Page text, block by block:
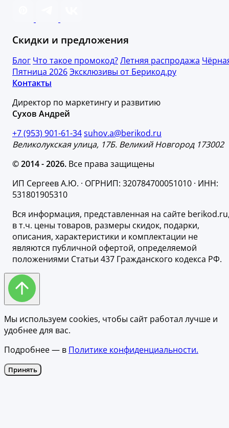
Скидки и предложения
Блог Что такое промокод?Летняя распродажа
Пятница 2026Эксклюзивы от Берикод.ру
Контакты
Директор по маркетингу и развитию
Сухов Андрей
+7 (953) 901-61-34suhov.a@berikod.ru
Великолукская улица, 17Б. Великий Новгород 173002
© 2014 - 2026. Все права защищены
ИП Сергеев А.Ю. · ОГРНИП: 320784700051010 · ИНН:
531801905310
Вся информация, представленная на сайте
в т.ч. цены товаров, размеры скидок, подарки,
описания, характеристики и комплектации не
являются публичной офертой, определяемой
положениями Статьи 437 Гражданского кодекса РФ.
Мы используем cookies, чтобы сайт работал лучше и
удобнее для вас.
Подробнее — в Политике конфиденциальности.
Принять